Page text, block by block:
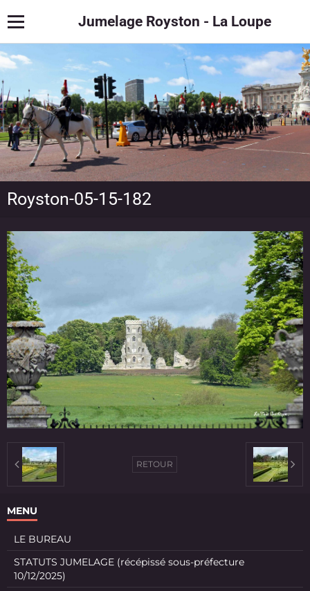
Jumelage Royston - La Loupe
Royston-05-15-182
RETOUR
MENU
LE BUREAU
STATUTS JUMELAGE (récépissé sous-préfecture
10/12/2025)